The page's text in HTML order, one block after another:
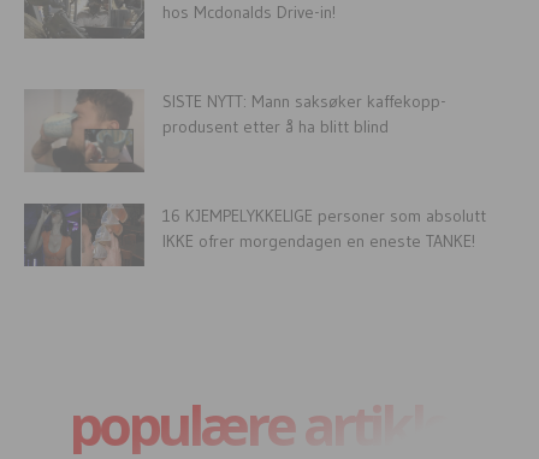
hos Mcdonalds Drive-in!
SISTE NYTT: Mann saksøker kaffekopp-
produsent etter å ha blitt blind
16 KJEMPELYKKELIGE personer som absolutt
IKKE ofrer morgendagen en eneste TANKE!
populære artikler